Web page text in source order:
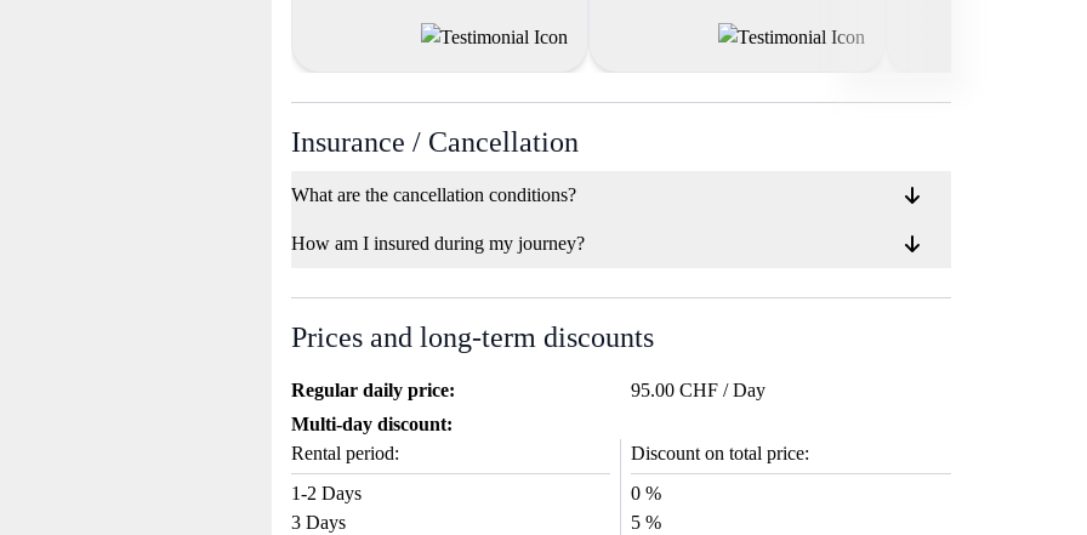
Insurance / Cancellation
What are the cancellation conditions?
How am I insured during my journey?
Prices and long-term discounts
Regular daily price:
95.00 CHF / Day
Multi-day discount:
Rental period:
Discount on total price:
1-2 Days
0 %
3 Days
5 %